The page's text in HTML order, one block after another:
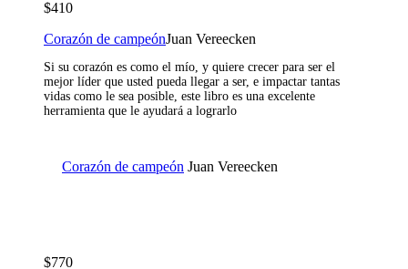
$410
Corazón de campeónJuan Vereecken
Si su corazón es como el mío, y quiere crecer para ser el
mejor líder que usted pueda llegar a ser, e impactar tantas
vidas como le sea posible, este libro es una excelente
herramienta que le ayudará a lograrlo
Corazón de campeón Juan Vereecken
$770